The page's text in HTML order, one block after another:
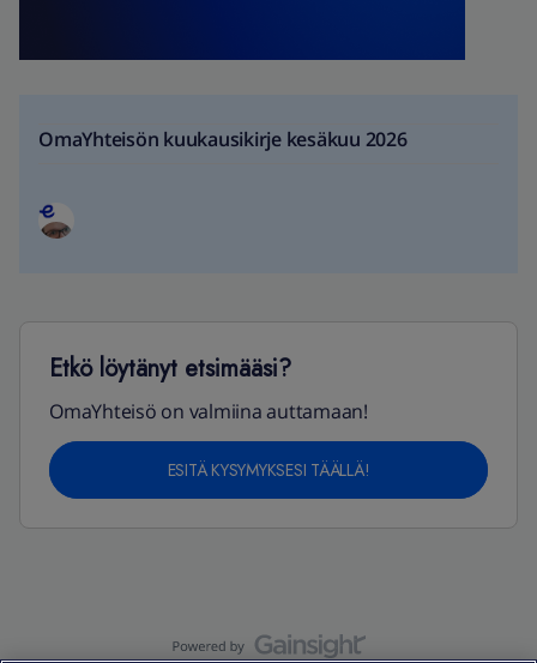
OmaYhteisön kuukausikirje kesäkuu 2026
Etkö löytänyt etsimääsi?
OmaYhteisö on valmiina auttamaan!
ESITÄ KYSYMYKSESI TÄÄLLÄ!